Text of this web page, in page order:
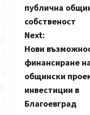
s
t
n
a
v
публична
собственост
Next:
Нови
финансиране
общински
инвестиции в
Благоевград